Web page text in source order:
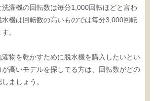
濯機の回転数は毎分1,000回転ほどと言わ
機は回転数の高いものでは毎分3,000回転
。
物を乾かすために脱水機を購入したいとい
が高いモデルを探してる方は、回転数がどの
ましょう。